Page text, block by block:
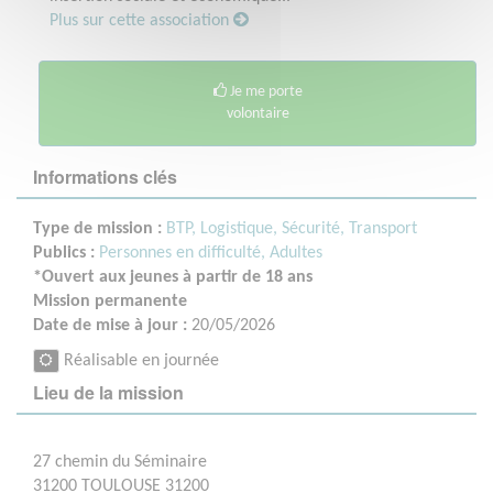
Plus sur cette association
Je me porte
volontaire
Informations clés
Type de mission : BTP, Logistique, Sécurité, Transport
Publics : Personnes en difficulté, Adultes
*Ouvert aux jeunes à partir de 18 ans
Mission permanente
Date de mise à jour : 20/05/2026
Réalisable en journée
Lieu de la mission
27 chemin du Séminaire
31200 TOULOUSE 31200